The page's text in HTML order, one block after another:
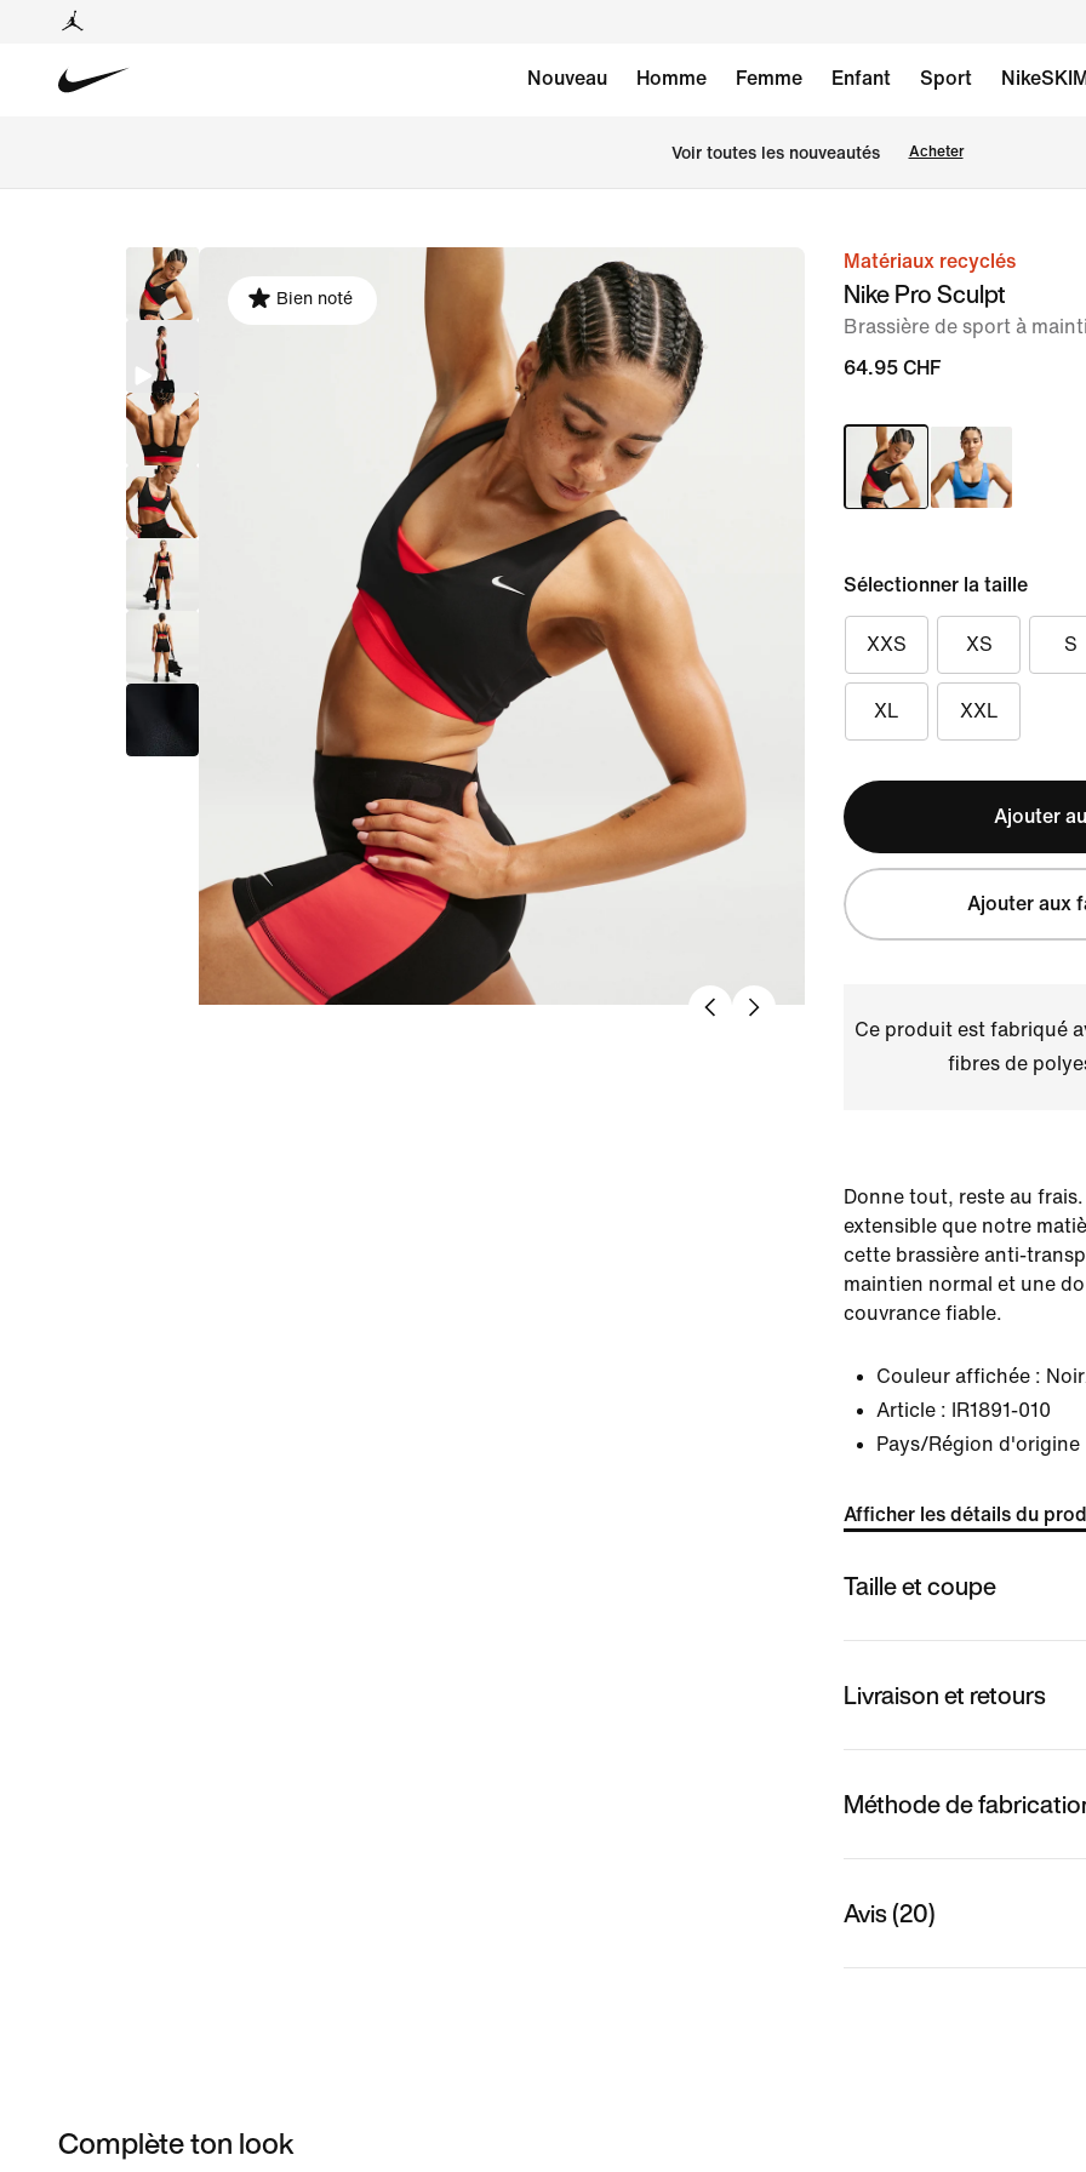
Nouveau Homme Femme Enfant Sport
Voir toutes les nouveautés Acheter
image 1
Bien noté
Matériaux recyclés
Nike Pro Sculpt
Brassière de sport à
64.95 CHF
Sélectionner la taille
XXS XS S
XL XXL
Ajouter
Ajouter aux
Ce produit est fabriqué
fibres de
Donne tout, reste au
extensible que notre
cette brassière anti-
maintien normal et une
couvrance fiable.
Couleur affichée :
Article :
IR1891-010
Pays/Région d'origine
Afficher les détails du
Taille et coupe
Livraison et retours
Méthode de
Avis (20)
Complète ton look